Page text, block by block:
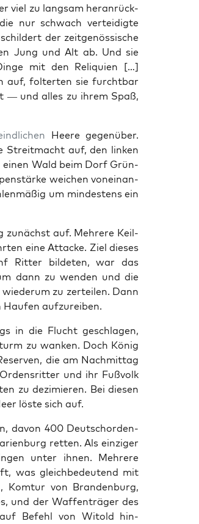
viel zu langsam her­an­rück­
nur schwach vertei­digte
der zeit­genös­sis­che
Jung und Alt ab. Und sie
mit den Reliquien […]
auf, folterten sie furcht­bar
— und alles zu ihrem Spaß,
Heere gegenüber.
Stre­it­macht auf, den linken
einen Wald beim Dorf Grün­
weichen voneinan­
um min­destens ein
zunächst auf. Mehrere Keil­
eine Attacke. Ziel dieses
Rit­ter bilde­ten, war das
dann zu wen­den und die
zu zerteilen. Dann
aufzureiben.
in die Flucht geschla­gen,
zu wanken. Doch König
die am Nach­mit­tag
und ihr Fußvolk
zu dez­imieren. Bei diesen
löste sich auf.
davon 400 Deutschor­den­
ret­ten. Als einziger
unter ihnen. Mehrere
was gle­ichbe­deu­tend mit
Kom­tur von Bran­den­burg,
und der Waf­fen­träger des
auf Befehl von Witold hin­